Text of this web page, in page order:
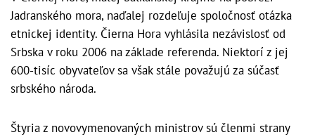
Jadranského mora, naďalej rozdeľuje spoločnosť otázka
etnickej identity. Čierna Hora vyhlásila nezávislosť od
Srbska v roku 2006 na základe referenda. Niektorí z jej
600-tisíc obyvateľov sa však stále považujú za súčasť
srbského národa.
Štyria z novovymenovaných ministrov sú členmi strany